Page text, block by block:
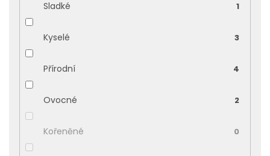
Sladké 1
Kyselé 3
Přírodní 4
Ovocné 2
Kořeněné 0